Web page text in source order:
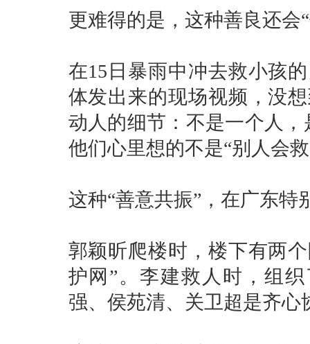
更难得的是，这种善良还会
在15日暴雨中冲去救小孩
体发出来的现场视频，没
动人的细节：不是一个人
他们心里想的不是“别人会
这种“善意共振”，在广东特
郭颖昕爬楼时，楼下有两
护网”。李建救人时，组
强、侯苑清、关卫超是齐心